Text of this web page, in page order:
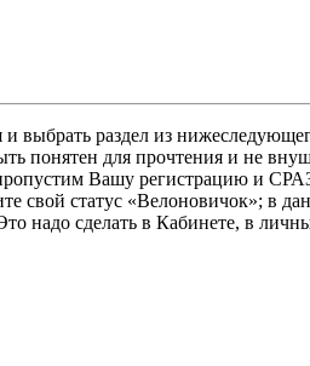
выбрать раздел из
понятен для прочтения и не
Вашу регистрацию и
свой статус «Велоновичок»; в
надо сделать в Кабинете, в